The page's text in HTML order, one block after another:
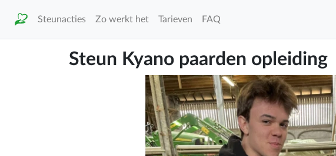
Steunacties Zo werkt het Tarieven FAQ
Steun Kyano paarden opleiding